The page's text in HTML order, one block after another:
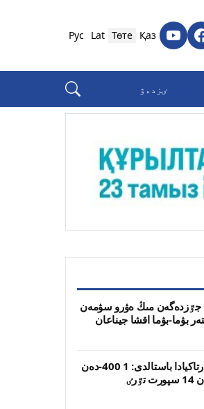
Қаз
Төте
Lat
Рус
جٷزدەگەن مىڭ ەۋرو سۋمەن
بۋما-بۋما اقشا جيناعان
استانادا اۋقىمدى سپارتاكيادا باستالدى: 1 400-دەن